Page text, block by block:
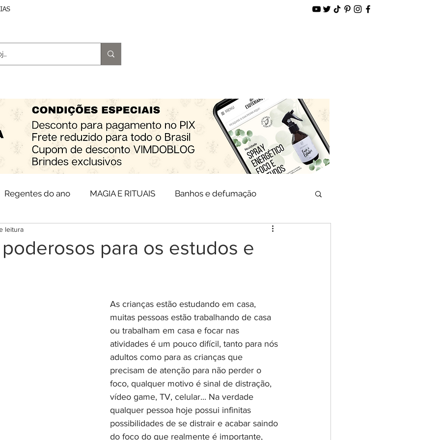
Magia e Rituais Terapias Espiritualidade Loja Virtual
Regentes do ano MAGIA E RITUAIS Banhos e defumação
Rituais para proteção e limpeza
Lei da Atração
Terapias Holísticas Esoterismo Resenha de Livros
Testes
para os estudos e
leitura
As crianças estão estudando em casa,
muitas pessoas estão trabalhando de casa
ou trabalham em casa e focar nas
atividades é um pouco difícil, tanto para nós
adultos como para as crianças que
precisam de atenção para não perder o
foco, qualquer motivo é sinal de distração,
vídeo game, TV, celular... Na verdade
qualquer pessoa hoje possui infinitas
possibilidades de se distrair e acabar saindo
do foco do que realmente é importante,